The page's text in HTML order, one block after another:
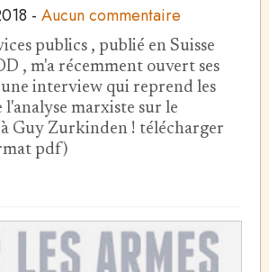
- Aucun commentaire
publics , publié en Suisse
, m'a récemment ouvert ses
interview qui reprend les
marxiste sur le
Guy Zurkinden ! télécharger
pdf)